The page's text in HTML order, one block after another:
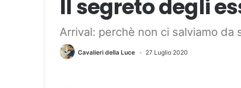
Il segreto degli
Arrival: perchè non ci salviamo da
Cavalieri della Luce 27 Luglio 2020